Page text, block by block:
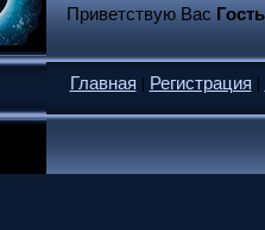
Приветствую Вас Гость
Главная | Регистрация |